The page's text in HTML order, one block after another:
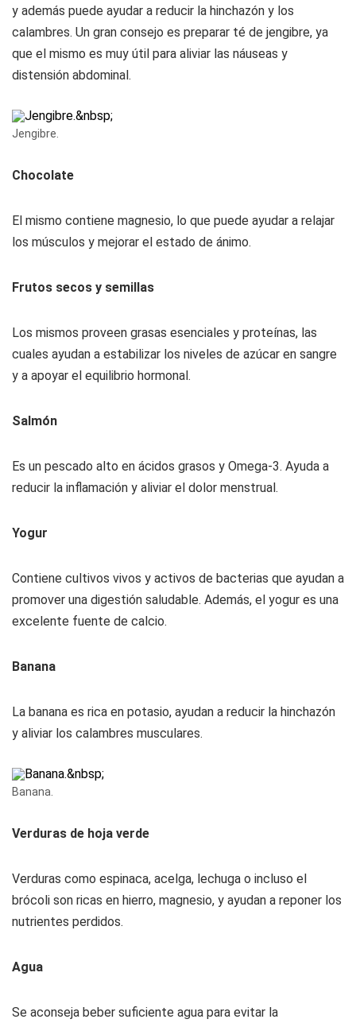
y además puede ayudar a reducir la hinchazón y los
calambres. Un gran consejo es preparar té de jengibre, ya
que el mismo es muy útil para aliviar las náuseas y
distensión abdominal.
Jengibre.
Chocolate
El mismo contiene magnesio, lo que puede ayudar a relajar
los músculos y mejorar el estado de ánimo.
Frutos secos y semillas
Los mismos proveen grasas esenciales y proteínas, las
cuales ayudan a estabilizar los niveles de azúcar en sangre
y a apoyar el equilibrio hormonal.
Salmón
Es un pescado alto en ácidos grasos y Omega-3. Ayuda a
reducir la inflamación y aliviar el dolor menstrual.
Yogur
Contiene cultivos vivos y activos de bacterias que ayudan a
promover una digestión saludable. Además, el yogur es una
excelente fuente de calcio.
Banana
La banana es rica en potasio, ayudan a reducir la hinchazón
y aliviar los calambres musculares.
Banana.
Verduras de hoja verde
Verduras como espinaca, acelga, lechuga o incluso el
brócoli son ricas en hierro, magnesio, y ayudan a reponer los
nutrientes perdidos.
Agua
Se aconseja beber suficiente agua para evitar la